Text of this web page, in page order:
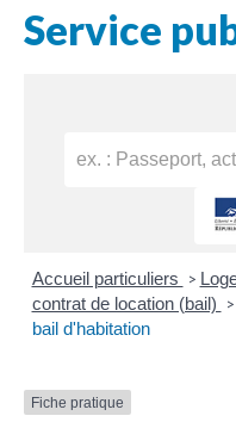
Service
Accueil particuliers >
contrat de location (bail)
>
bail d'habitation
Fiche pratique